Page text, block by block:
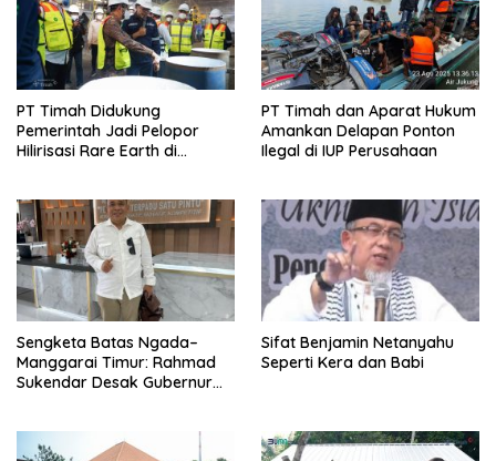
PT Timah Didukung
Pemerintah Jadi Pelopor
Hilirisasi Rare Earth di
PT Timah dan Aparat Hukum
Amankan Delapan Ponton
Ilegal di IUP Perusahaan
Sengketa Batas Ngada–
Manggarai Timur: Rahmad
Sukendar Desak Gubernur
Sifat Benjamin Netanyahu
Seperti Kera dan Babi